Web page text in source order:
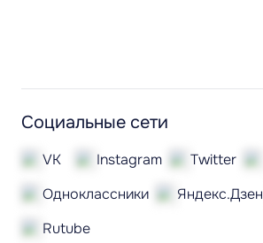
Социальные сети
VK Instagram Twitter
Одноклассники
Яндекс.Дзен
Rutube